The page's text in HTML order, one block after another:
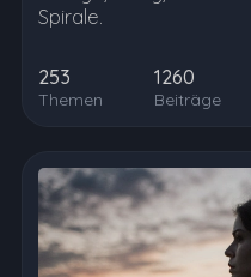
Spirale.
253
Themen
1260
Beiträge